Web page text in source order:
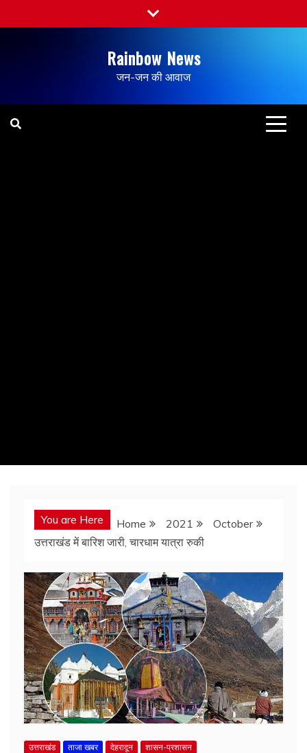
Rainbow News
जन-जन की आवाज
You are Here Home 2021
October
उत्तराखंड में बारिश जारी, चारधाम यात्रा रुकी
उत्तराखंड ताजा खबर देहरादून शासन-प्रशासन